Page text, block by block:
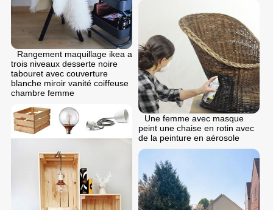
Rangement maquillage ikea a
trois niveaux desserte noire
tabouret avec couverture
blanche miroir vanité coiffeuse
chambre femme
Une femme avec masque
peint une chaise en rotin avec
de la peinture en aérosole